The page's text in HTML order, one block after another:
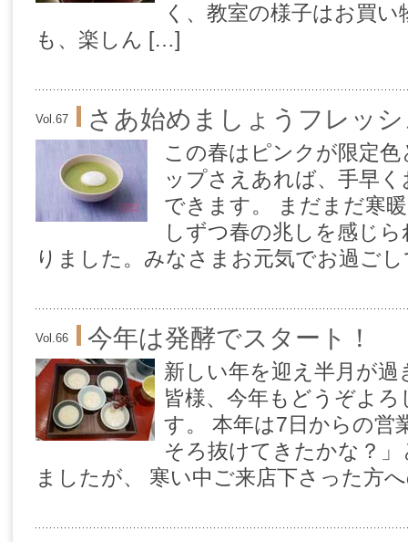
く、教室の様子はお買
も、楽しん […]
Vol.67 さあ始めましょうフレッ
この春はピンクが限定
ップさえあれば、手早
できます。 まだまだ寒
しずつ春の兆しを感じ
りました。みなさまお元気でお過ご
Vol.66 今年は発酵でスタート！
新しい年を迎え半月が
皆様、今年もどうぞよ
す。 本年は7日からの営
そろ抜けてきたかな？
ましたが、 寒い中ご来店下さった方